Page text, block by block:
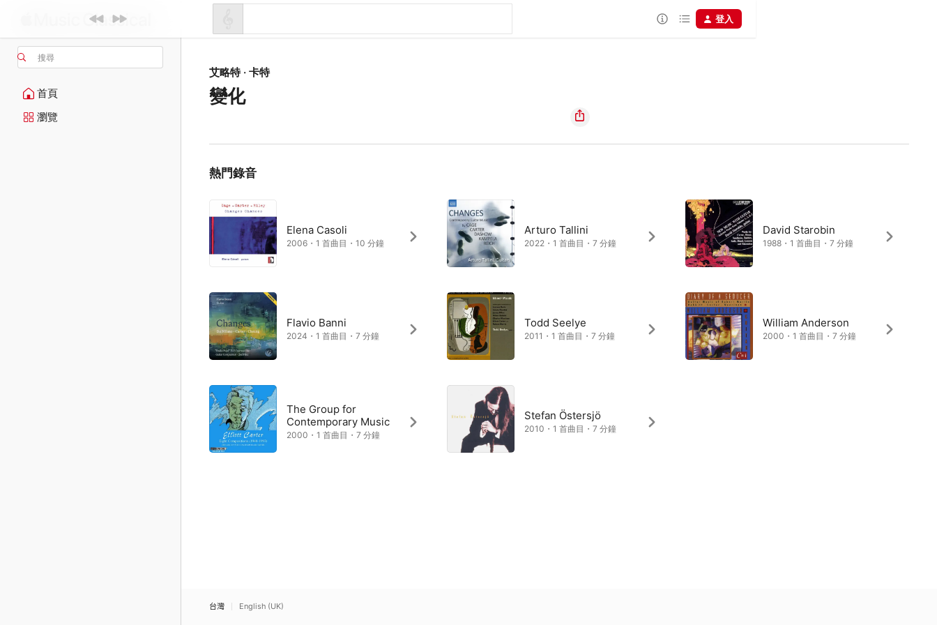
搜尋
首頁
瀏覽
登入
艾略特 · 卡特
變化
熱門錄音
Elena Casoli
2006・1 首曲目・10 分鐘
Arturo Tallini
2022・1 首曲目・7 分鐘
David Starobin
1988・1 首曲目・7 分鐘
Flavio Banni
2024・1 首曲目・7 分鐘
Todd Seelye
2011・1 首曲目・7 分鐘
William Anderson
2000・1 首曲目・7 分鐘
The Group for
Contemporary Music
2000・1 首曲目・7 分鐘
Stefan Östersjö
2010・1 首曲目・7 分鐘
台灣 English (UK)